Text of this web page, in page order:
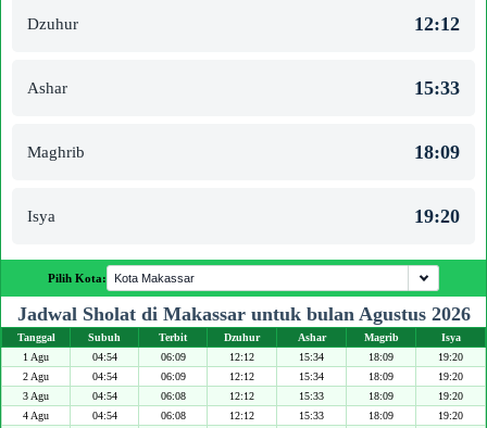
Dzuhur 12:12
Ashar 15:33
Maghrib 18:09
Isya 19:20
Pilih Kota:
Jadwal Sholat di Makassar untuk bulan Agustus 2026
Tanggal Subuh Terbit Dzuhur Ashar Magrib
Isya
1 Agu
04:54 06:09 12:12 15:34 18:09
19:20
2 Agu
04:54 06:09 12:12 15:34 18:09
19:20
3 Agu
04:54 06:08 12:12 15:33 18:09
19:20
4 Agu
04:54 06:08 12:12 15:33 18:09
19:20